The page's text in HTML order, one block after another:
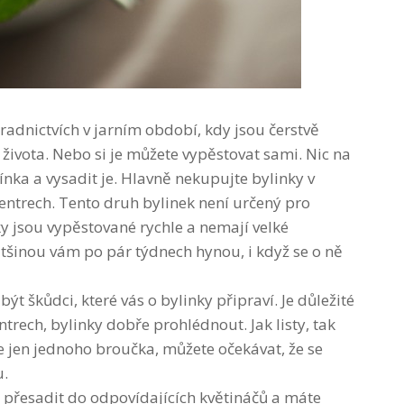
v jarním období, kdy jsou čerstvě
Nebo si je můžete vypěstovat sami. Nic na
a vysadit je. Hlavně nekupujte bylinky v
Tento druh bylinek není určený pro
vypěstované rychle a nemají velké
vám po pár týdnech hynou, i když se o ně
škůdci, které vás o bylinky připraví. Je důležité
bylinky dobře prohlédnout. Jak listy, tak
jednoho broučka, můžete očekávat, že se
do odpovídajících květináčů a máte